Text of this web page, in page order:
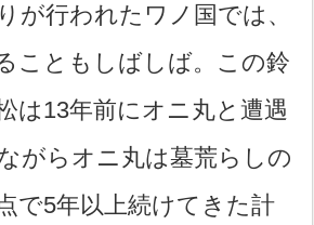
が行われたワノ国では、
こともしばしば。この鈴
は13年前にオニ丸と遭遇
がらオニ丸は墓荒らしの
で5年以上続けてきた計